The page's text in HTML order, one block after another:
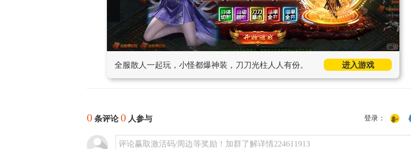
全服散人一起玩，小怪都爆神装，刀刀光柱人人有份。 进入游戏
0 条评论0 人参与 登录：
评论赢取激活码/周边等奖励！加群了解详情224611913